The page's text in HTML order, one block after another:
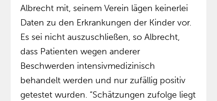
Albrecht mit, seinem Verein lägen keinerlei
Daten zu den Erkrankungen der Kinder vor.
Es sei nicht auszuschließen, so Albrecht,
dass Patienten wegen anderer
Beschwerden intensivmedizinisch
behandelt werden und nur zufällig positiv
getestet wurden. “Schätzungen zufolge liegt